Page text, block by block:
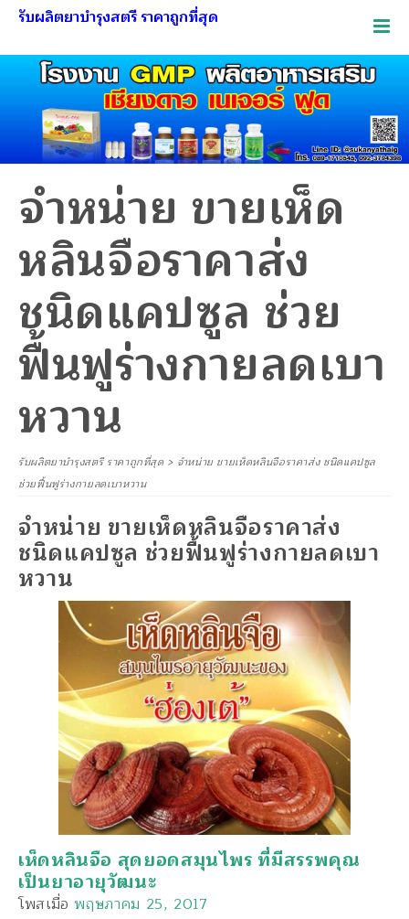
รับผลิตยาบำรุงสตรี ราคาถูกที่สุด
จำหน่าย ขายเห็ด
หลินจือราคาส่ง
ชนิดแคปซูล ช่วย
ฟื้นฟูร่างกายลดเบา
หวาน
รับผลิตยาบำรุงสตรี ราคาถูกที่สุด > จำหน่าย ขายเห็ดหลินจือราคาส่ง ชนิดแคปซูล
ช่วยฟื้นฟูร่างกายลดเบาหวาน
จำหน่าย ขายเห็ดหลินจือราคาส่ง
ชนิดแคปซูล ช่วยฟื้นฟูร่างกายลดเบา
หวาน
เห็ดหลินจือ สุดยอดสมุนไพร ที่มีสรรพคุณ
เป็นยาอายุวัฒนะ
โพสเมื่อ พฤษภาคม 25, 2017